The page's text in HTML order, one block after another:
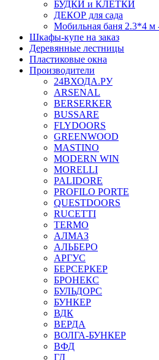
БУДКИ и КЛЕТКИ
ДЕКОР для сада
Мобильная баня 2.3*4 м
Шкафы-купе на заказ
Деревянные лестницы
Пластиковые окна
Производители
24ВХОДА.РУ
ARSENAL
BERSERKER
BUSSARE
FLYDOORS
GREENWOOD
MASTINO
MODERN WIN
MORELLI
PALIDORE
PROFILO PORTE
QUESTDOORS
RUCETTI
TERMO
АЛМАЗ
АЛЬБЕРО
АРГУС
БЕРСЕРКЕР
БРОНЕКС
БУЛЬДОРС
БУНКЕР
ВДК
ВЕРДА
ВОЛГА-БУНКЕР
ВФД
ГД